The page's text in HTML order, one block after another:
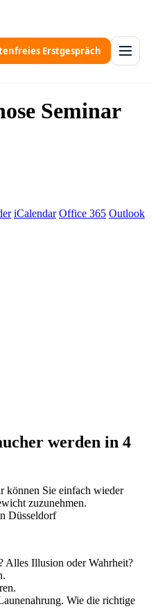
Erstgespräch
Seminar
iCalendar Office 365 Outlook
werden in 4
können Sie einfach wieder
zuzunehmen.
Alles Illusion oder Wahrheit?
Wie die richtige